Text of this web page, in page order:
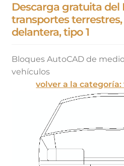
Descarga gratuita del
transportes
delantera, tipo 1
Bloques AutoCAD de
vehículos
volver a la